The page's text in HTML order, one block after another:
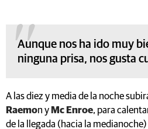
Aunque nos ha ido muy
ninguna prisa, nos gusta
A las diez y media de la noche
Raemon y Mc Enroe, para
de la llegada (hacia la